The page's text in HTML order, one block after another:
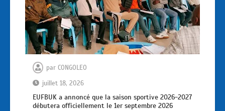
par CONGOLEO
juillet 18, 2026
EUFBUK a annoncé que la saison sportive 2026-2027
débutera officiellement le 1er septembre 2026